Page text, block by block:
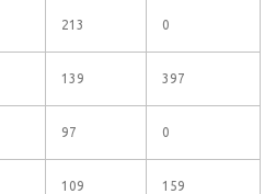
213 0
139 397
97 0
109 159